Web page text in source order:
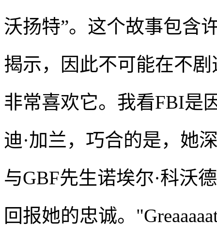
沃扬特”。这个故事包含
揭示，因此不可能在不
非常喜欢它。我看FBI是
迪·加兰，巧合的是，她
与GBF先生诺埃尔·科沃
回报她的忠诚。